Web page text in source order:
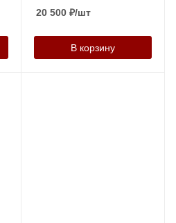
20 500₽/шт
В корзину